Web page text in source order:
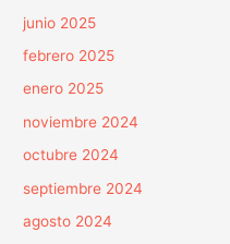
junio 2025
febrero 2025
enero 2025
noviembre 2024
octubre 2024
septiembre 2024
agosto 2024